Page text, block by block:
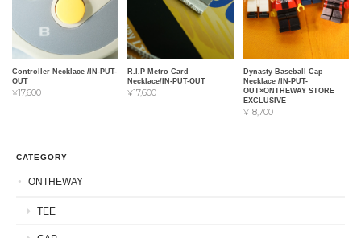
Controller Necklace /IN-PUT-
OUT
¥17,600
R.I.P Metro Card
Necklace/IN-PUT-OUT
¥17,600
Dynasty Baseball Cap
Necklace /IN-PUT-
OUT×ONTHEWAY STORE
EXCLUSIVE
¥18,700
CATEGORY
ONTHEWAY
TEE